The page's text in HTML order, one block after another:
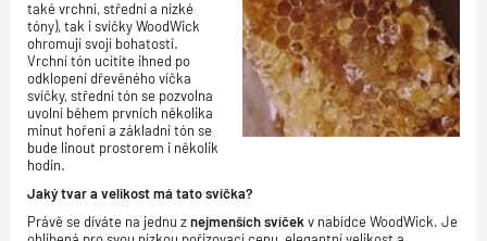
také vrchní, střední a nízké
tóny), tak i svíčky WoodWick
ohromují svojí bohatostí.
Vrchní tón ucítíte ihned po
odklopení dřevěného víčka
svíčky, střední tón se pozvolna
uvolní během prvních několika
minut hoření a základní tón se
bude linout prostorem i několik
hodin.
Jaký tvar a velikost má tato svíčka?
Právě se díváte na jednu znejmenších svíček v nabídce WoodWick. Je